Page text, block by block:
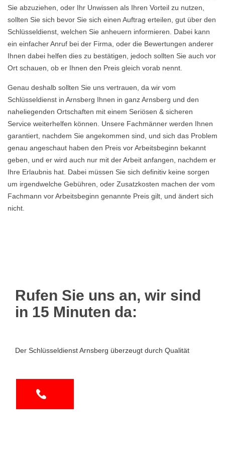
Sie abzuziehen, oder Ihr Unwissen als Ihren Vorteil zu nutzen,
sollten Sie sich bevor Sie sich einen Auftrag erteilen, gut über den
Schlüsseldienst, welchen Sie anheuern informieren. Dabei kann
ein einfacher Anruf bei der Firma, oder die Bewertungen anderer
Ihnen dabei helfen dies zu bestätigen, jedoch sollten Sie auch vor
Ort schauen, ob er Ihnen den Preis gleich vorab nennt.
Genau deshalb sollten Sie uns vertrauen, da wir vom
Schlüsseldienst in Arnsberg Ihnen in ganz Arnsberg und den
naheliegenden Ortschaften mit einem Seriösen & sicheren
Service weiterhelfen können. Unsere Fachmänner werden Ihnen
garantiert, nachdem Sie angekommen sind, und sich das Problem
genau angeschaut haben den Preis vor Arbeitsbeginn bekannt
geben, und er wird auch nur mit der Arbeit anfangen, nachdem er
Ihre Erlaubnis hat. Dabei müssen Sie sich definitiv keine sorgen
um irgendwelche Gebühren, oder Zusatzkosten machen der vom
Fachmann vor Arbeitsbeginn genannte Preis gilt, und ändert sich
nicht.
Rufen Sie uns an, wir sind
in 15 Minuten da:
Der Schlüsseldienst Arnsberg überzeugt durch Qualität